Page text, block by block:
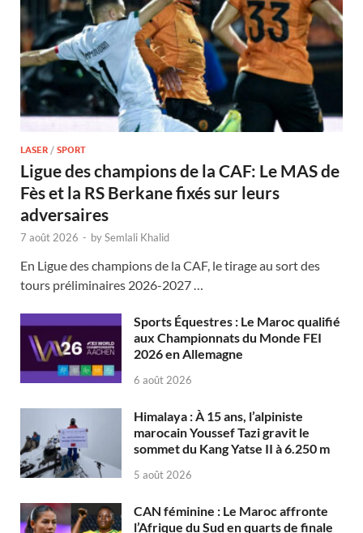
LASER / SPORT
Ligue des champions de la CAF: Le MAS de
Fès et la RS Berkane fixés sur leurs
adversaires
7 août 2026 - bySemlali Khalid
En Ligue des champions de la CAF, le tirage au sort des
tours préliminaires 2026-2027 …
Sports Équestres : Le Maroc qualifié
aux Championnats du Monde FEI
2026 en Allemagne
6 août 2026
Himalaya : À 15 ans, l’alpiniste
marocain Youssef Tazi gravit le
sommet du Kang Yatse II à 6.250 m
5 août 2026
CAN féminine : Le Maroc affronte
l’Afrique du Sud en quarts de finale